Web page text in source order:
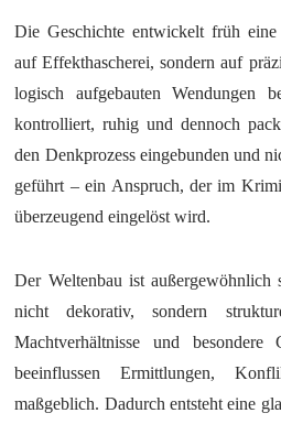
Die Geschichte entwickelt früh
auf Effekthascherei, sondern auf
logisch aufgebauten Wendungen
kontrolliert, ruhig und dennoch
den Denkprozess eingebunden und
geführt – ein Anspruch, der im
überzeugend eingelöst wird.
Der Weltenbau ist außergewöhnlich
nicht dekorativ, sondern
Machtverhältnisse und besondere
beeinflussen Ermittlungen,
maßgeblich. Dadurch entsteht eine